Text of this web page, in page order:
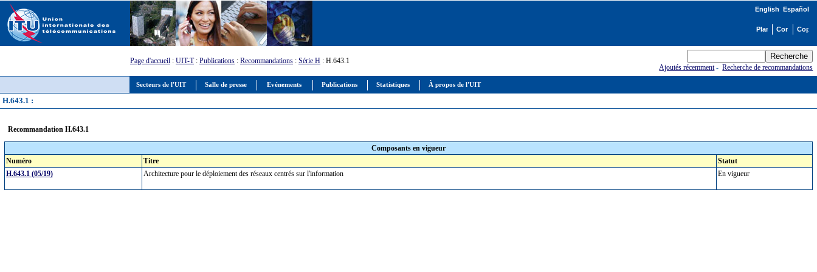
Secteurs de l'UIT Salle de presse Evénements Publications Statistiques À propos de l'UIT
English Español
Page d'accueil : UIT-T: Publications : Recommandations : Série H : H.643.1
Ajoutés récemment-Recherche de recommandations
H.643.1 :
Recommandation H.643.1
Composants en vigueur
Numéro
Titre
Statut
H.643.1 (05/19)
Architecture pour le déploiement des réseaux centrés sur l'information En vigueur